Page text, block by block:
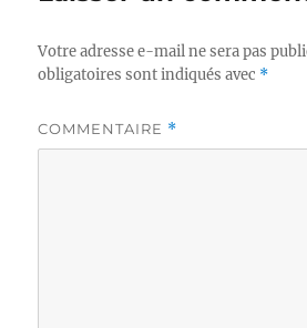
Votre adresse e-mail ne sera pas
obligatoires sont indiqués avec *
COMMENTAIRE *